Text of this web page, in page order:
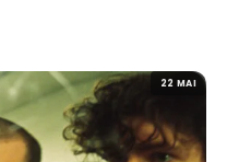
22 MAI